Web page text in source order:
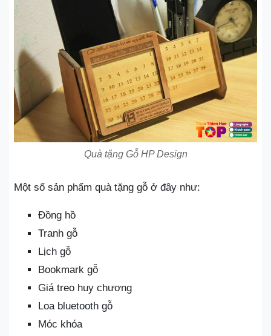
Quà tặng Gỗ HP Design
Một số sản phẩm quà tặng gỗ ở đây như:
Đồng hồ
Tranh gỗ
Lịch gỗ
Bookmark gỗ
Giá treo huy chương
Loa bluetooth gỗ
Móc khóa